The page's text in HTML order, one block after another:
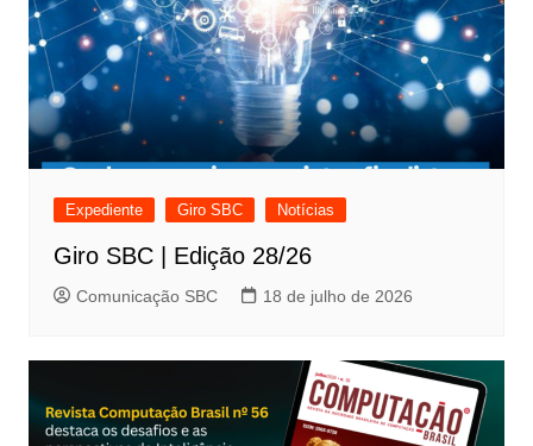
Expediente Giro SBC Notícias
Giro SBC | Edição 28/26
Comunicação SBC 18 de julho de 2026